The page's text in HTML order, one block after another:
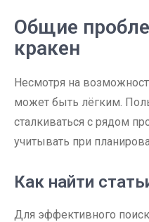
Общие
кракен
Несмотря на
может быть лёгким.
сталкиваться с рядом
учитывать при
Как найти
Для эффективного